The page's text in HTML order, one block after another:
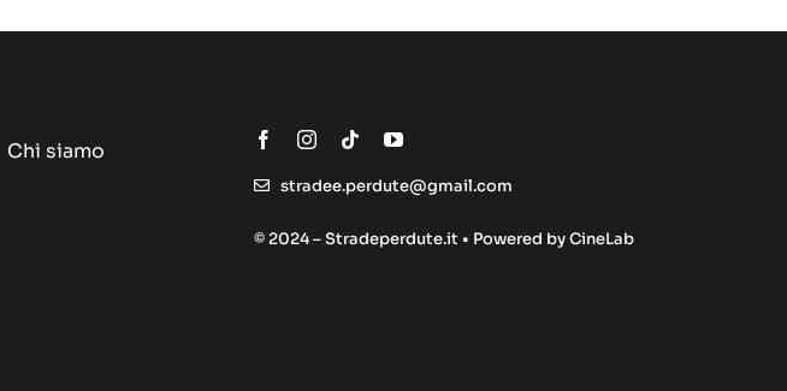
Chi siamo
stradee.perdute@gmail.com
© 2024 – Stradeperdute.it • Powered byCineLab